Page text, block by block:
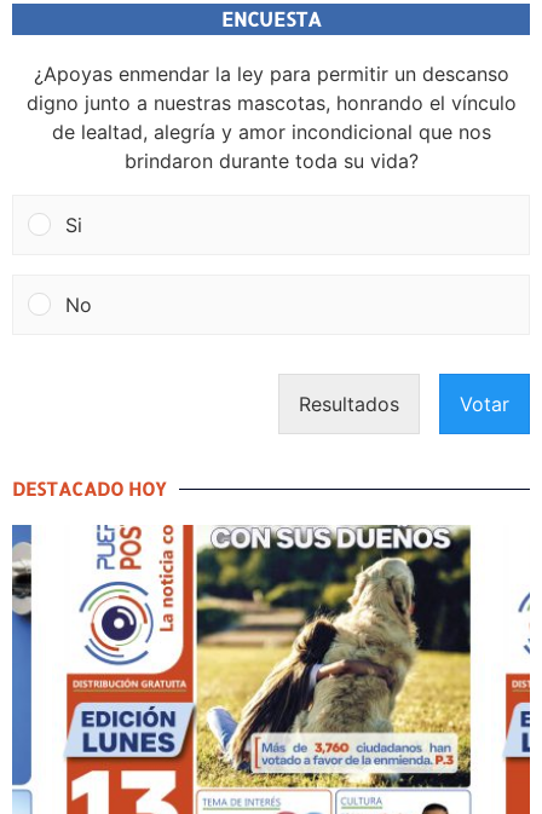
ENCUESTA
¿Apoyas enmendar la ley para permitir un descanso
digno junto a nuestras mascotas, honrando el vínculo
de lealtad, alegría y amor incondicional que nos
brindaron durante toda su vida?
Si
No
Resultados Votar
DESTACADO HOY